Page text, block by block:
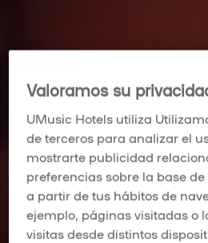
Valoramos su
UMusic Hotels utiliza
de terceros para analizar el
mostrarte publicidad
preferencias sobre la base
a partir de tus hábitos de
ejemplo, páginas visitadas o
visitas desde distintos